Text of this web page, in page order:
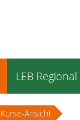
LEB Regional
Kurse-Ansicht